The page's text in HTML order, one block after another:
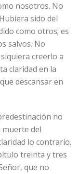
nosotros. No
sido del
como otros; es
salvos. No
creerlo a
claridad en la
descansar en
no
muerte del
lo contrario.
treinta y tres
que no